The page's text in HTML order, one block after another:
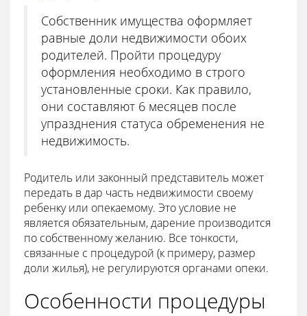
Собственник имущества оформляет
равные доли недвижимости обоих
родителей. Пройти процедуру
оформления необходимо в строго
установленные сроки. Как правило,
они составляют 6 месяцев после
упразднения статуса обременения не
недвижимость.
Родитель или законный представитель может
передать в дар часть недвижимости своему
ребенку или опекаемому. Это условие не
является обязательным, дарение производится
по собственному желанию. Все тонкости,
связанные с процедурой (к примеру, размер
доли жилья), не регулируются органами опеки.
Особенности процедуры